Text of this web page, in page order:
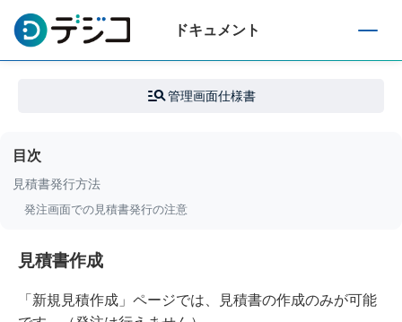
ドキュメント
o
i
管理画面仕様書
目次
見積書発行方法
発注画面での見積書発行の注意
見積書作成
「新規見積作成」ページでは、見積書の作成のみが可能